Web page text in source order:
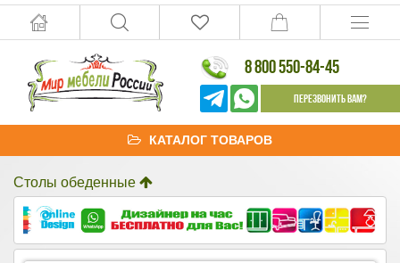
8 800 550-84-45
Перезвонить Вам?
КАТАЛОГ ТОВАРОВ
Столы обеденные